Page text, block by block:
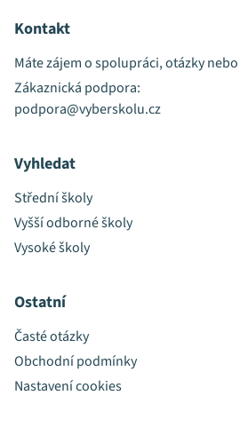
Kontakt
Máte zájem o spolupráci, otázky
Zákaznická podpora:
podpora@vyberskolu.cz
Vyhledat
Střední školy
Vyšší odborné školy
Vysoké školy
Ostatní
Časté otázky
Obchodní podmínky
Nastavení cookies